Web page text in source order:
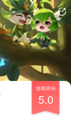
游戏评分
5.0